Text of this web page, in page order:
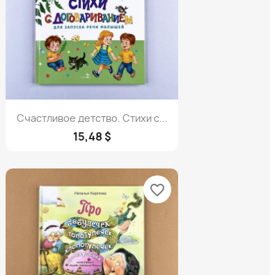
Просмотр
Счастливое детство. Стихи с...
15,48 $
favorite_border